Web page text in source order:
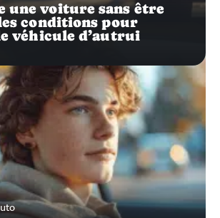
une voiture sans être
conditions pour
véhicule d’autrui